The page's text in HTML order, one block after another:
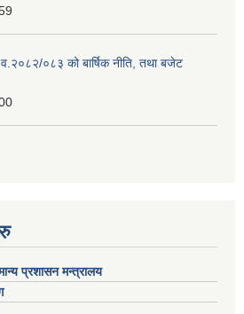
०८३ को बार्षिक नीति, तथा बजेट
प्रशासन मन्त्रालय